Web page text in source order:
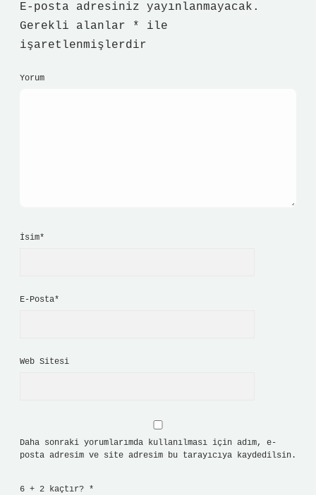
E-posta adresiniz yayınlanmayacak.
Gerekli alanlar
*
ile
işaretlenmişlerdir
Yorum
İsim*
E-Posta*
Web Sitesi
Daha sonraki yorumlarımda kullanılması için adım, e-
posta adresim ve site adresim bu tarayıcıya kaydedilsin.
6 + 2 kaçtır? *